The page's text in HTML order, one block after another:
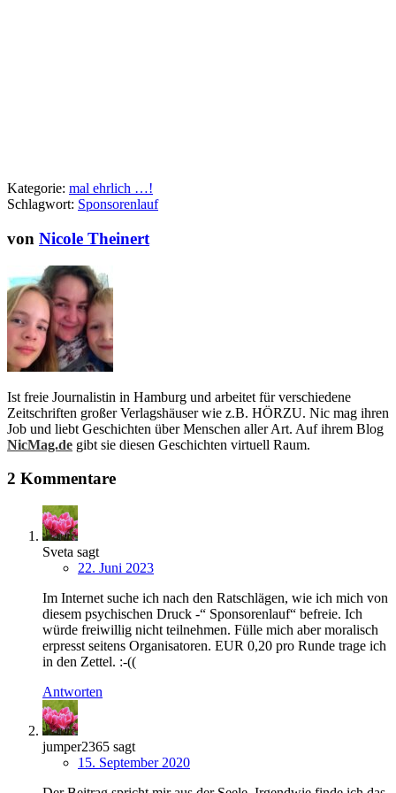
Kategorie: mal ehrlich …!
Schlagwort: Sponsorenlauf
von Nicole Theinert
Ist freie Journalistin in Hamburg und arbeitet für verschiedene
Zeitschriften großer Verlagshäuser wie z.B. HÖRZU. Nic mag ihren
Job und liebt Geschichten über Menschen aller Art. Auf ihrem Blog
NicMag.de gibt sie diesen Geschichten virtuell Raum.
2 Kommentare
Sveta sagt
22. Juni 2023
Im Internet suche ich nach den Ratschlägen, wie ich mich von
diesem psychischen Druck -“ Sponsorenlauf“ befreie. Ich
würde freiwillig nicht teilnehmen. Fülle mich aber moralisch
erpresst seitens Organisatoren. EUR 0,20 pro Runde trage ich
in den Zettel. :-((
Antworten
jumper2365 sagt
15. September 2020